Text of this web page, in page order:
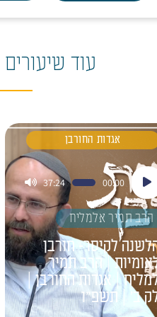
עוד שיעורים
אגדות החורבן
00:00
37:24
הרב תמיר אלמליח
לקיסר- חורבן
| הרב תמיר
| אגדות החורבן |
ב' | תשפ"ו